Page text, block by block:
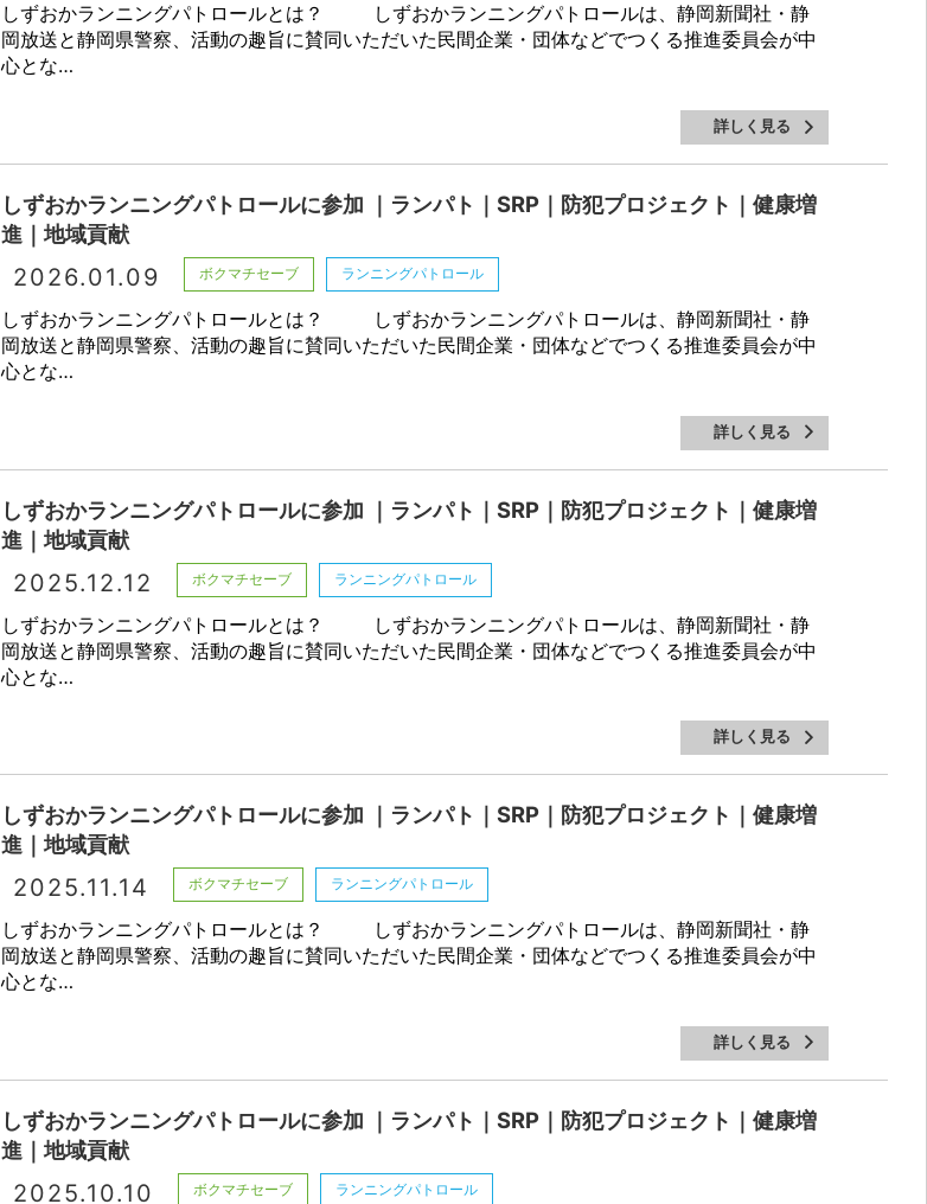
しずおかランニングパトロールとは？ しずおかランニングパトロールは、静岡新聞社・静
岡放送と静岡県警察、活動の趣旨に賛同いただいた民間企業・団体などでつくる推進委員会が中
心とな…
詳しく見る
しずおかランニングパトロールに参加 ｜ランパト｜SRP｜防犯プロジェクト｜健康増
進｜地域貢献
2026.01.09 ボクマチセーブ ランニングパトロール
しずおかランニングパトロールとは？ しずおかランニングパトロールは、静岡新聞社・静
岡放送と静岡県警察、活動の趣旨に賛同いただいた民間企業・団体などでつくる推進委員会が中
心とな…
詳しく見る
しずおかランニングパトロールに参加 ｜ランパト｜SRP｜防犯プロジェクト｜健康増
進｜地域貢献
2025.12.12 ボクマチセーブ ランニングパトロール
しずおかランニングパトロールとは？ しずおかランニングパトロールは、静岡新聞社・静
岡放送と静岡県警察、活動の趣旨に賛同いただいた民間企業・団体などでつくる推進委員会が中
心とな…
詳しく見る
しずおかランニングパトロールに参加 ｜ランパト｜SRP｜防犯プロジェクト｜健康増
進｜地域貢献
2025.11.14 ボクマチセーブ ランニングパトロール
しずおかランニングパトロールとは？ しずおかランニングパトロールは、静岡新聞社・静
岡放送と静岡県警察、活動の趣旨に賛同いただいた民間企業・団体などでつくる推進委員会が中
心とな…
詳しく見る
しずおかランニングパトロールに参加 ｜ランパト｜SRP｜防犯プロジェクト｜健康増
進｜地域貢献
2025.10.10 ボクマチセーブ ランニングパトロール